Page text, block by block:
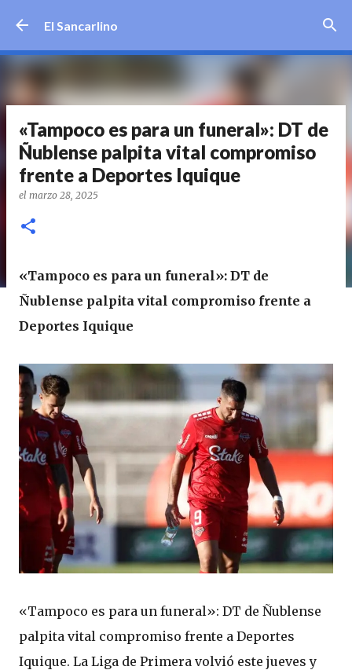
El Sancarlino
«Tampoco es para un funeral»: DT de
Ñublense palpita vital compromiso
frente a Deportes Iquique
el marzo 28, 2025
«Tampoco es para un funeral»: DT de
Ñublense palpita vital compromiso frente a
Deportes Iquique
«Tampoco es para un funeral»: DT de Ñublense
palpita vital compromiso frente a Deportes
Iquique. La Liga de Primera volvió este jueves y